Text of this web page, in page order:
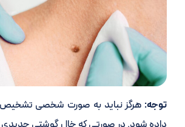
توجه:هرگز نباید به صورت شخصی